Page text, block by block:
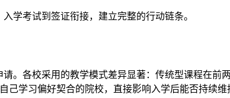
学考试到签证衔接，建立完整的行动链条。
。各校采用的教学模式差异显著：传统型课程在前
学习偏好契合的院校，直接影响入学后能否持续维